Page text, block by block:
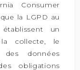
Consumer
la LGPD au
un
collecte, le
données
obligations